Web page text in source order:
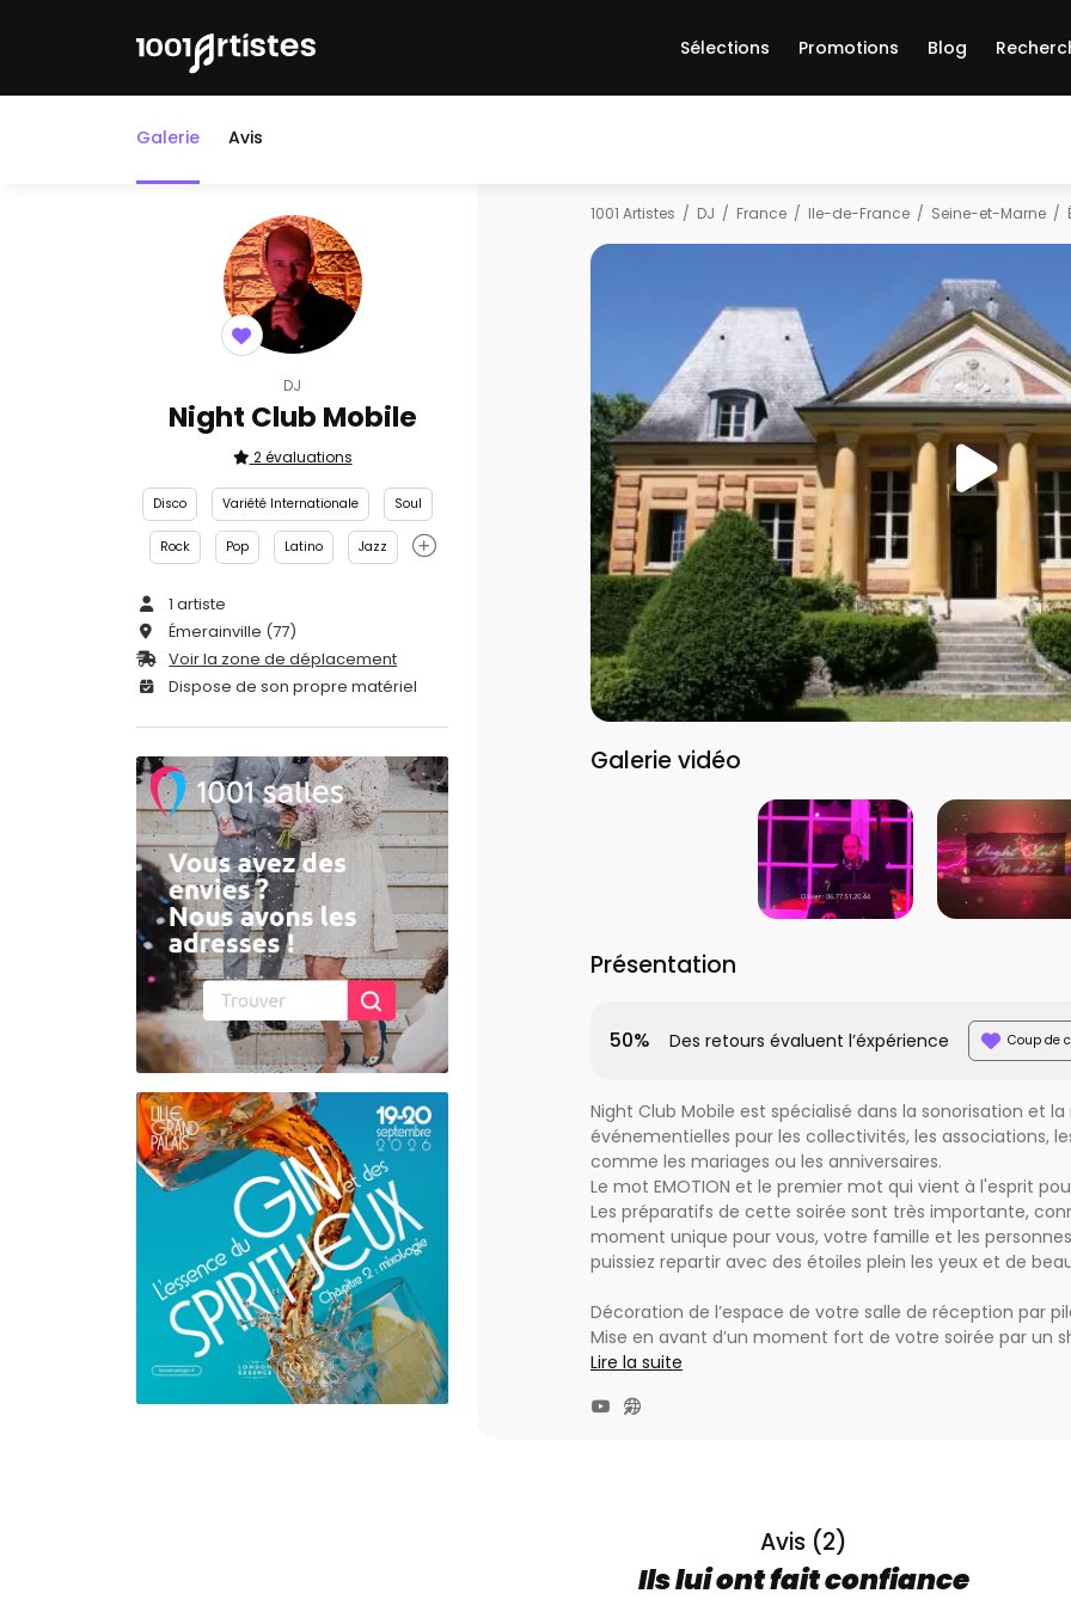
Sélections Promotions Blog
Galerie Avis
DJ
Night Club Mobile
2 évaluations
Disco Variété Internationale Soul
Rock Pop Latino Jazz
1 artiste
Émerainville (77)
Voir la zone de déplacement
Dispose de son propre matériel
1001 Artistes DJ France Ile-de-France Seine-et-Marne
Galerie vidéo
Présentation
50% Des retours évaluent l’éxpérience Coup de
Night Club Mobile est spécialisé dans la sonorisation et
événementielles pour les collectivités, les associations,
comme les mariages ou les anniversaires.
Le mot EMOTION et le premier mot qui vient à l'esprit
Les préparatifs de cette soirée sont très importante,
moment unique pour vous, votre famille et les
puissiez repartir avec des étoiles plein les yeux et de
Décoration de l’espace de votre salle de réception par
Mise en avant d’un moment fort de votre soirée par un
lourde, effets pyrotechniques).
Animation surprise avec, pourquoi pas, notre nouvelle
Etude et devis de votre soirée suivant vos besoins et
Une ambiance lumineuse adaptée aux différents
musique passé.
Lire la suite
Avis (2)
Ils lui ont fait confiance